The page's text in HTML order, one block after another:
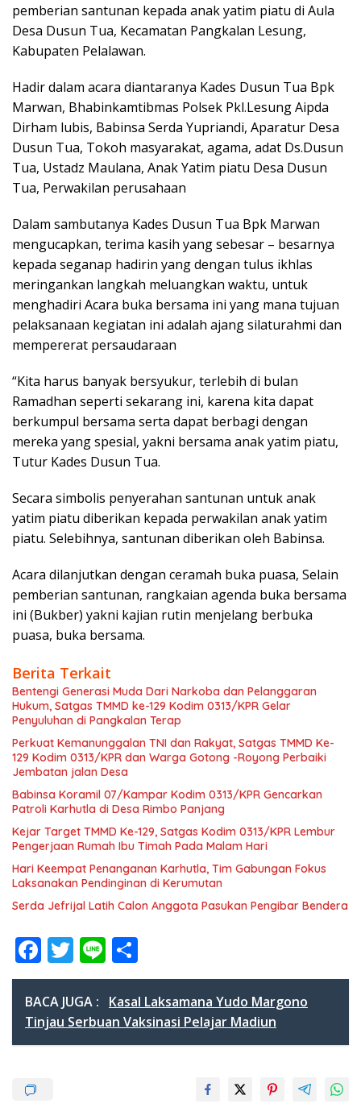
pemberian santunan kepada anak yatim piatu di Aula
Desa Dusun Tua, Kecamatan Pangkalan Lesung,
Kabupaten Pelalawan.
Hadir dalam acara diantaranya Kades Dusun Tua Bpk
Marwan, Bhabinkamtibmas Polsek Pkl.Lesung Aipda
Dirham lubis, Babinsa Serda Yupriandi, Aparatur Desa
Dusun Tua, Tokoh masyarakat, agama, adat Ds.Dusun
Tua, Ustadz Maulana, Anak Yatim piatu Desa Dusun
Tua, Perwakilan perusahaan
Dalam sambutanya Kades Dusun Tua Bpk Marwan
mengucapkan, terima kasih yang sebesar – besarnya
kepada seganap hadirin yang dengan tulus ikhlas
meringankan langkah meluangkan waktu, untuk
menghadiri Acara buka bersama ini yang mana tujuan
pelaksanaan kegiatan ini adalah ajang silaturahmi dan
mempererat persaudaraan
“Kita harus banyak bersyukur, terlebih di bulan
Ramadhan seperti sekarang ini, karena kita dapat
berkumpul bersama serta dapat berbagi dengan
mereka yang spesial, yakni bersama anak yatim piatu,
Tutur Kades Dusun Tua.
Secara simbolis penyerahan santunan untuk anak
yatim piatu diberikan kepada perwakilan anak yatim
piatu. Selebihnya, santunan diberikan oleh Babinsa.
Acara dilanjutkan dengan ceramah buka puasa, Selain
pemberian santunan, rangkaian agenda buka bersama
ini (Bukber) yakni kajian rutin menjelang berbuka
puasa, buka bersama.
Berita Terkait
Bentengi Generasi Muda Dari Narkoba dan Pelanggaran
Hukum, Satgas TMMD ke-129 Kodim 0313/KPR Gelar
Penyuluhan di Pangkalan Terap
Perkuat Kemanunggalan TNI dan Rakyat, Satgas TMMD Ke-
129 Kodim 0313/KPR dan Warga Gotong -Royong Perbaiki
Jembatan jalan Desa
Babinsa Koramil 07/Kampar Kodim 0313/KPR Gencarkan
Patroli Karhutla di Desa Rimbo Panjang
Kejar Target TMMD Ke-129, Satgas Kodim 0313/KPR Lembur
Pengerjaan Rumah Ibu Timah Pada Malam Hari
Hari Keempat Penanganan Karhutla, Tim Gabungan Fokus
Laksanakan Pendinginan di Kerumutan
Serda Jefrijal Latih Calon Anggota Pasukan Pengibar Bendera
F
ac
e
b
o
T
w
itt
er
Li
n
e
h
ar
e
BACA JUGA :
Kasal Laksamana Yudo Margono
Tinjau Serbuan Vaksinasi Pelajar Madiun